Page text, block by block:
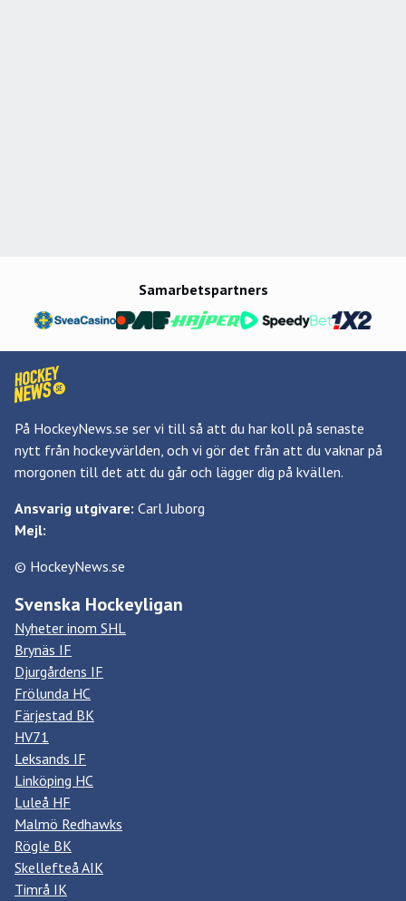
Samarbetspartners
På HockeyNews.se ser vi till så att du har koll på senaste
nytt från hockeyvärlden, och vi gör det från att du vaknar på
morgonen till det att du går och lägger dig på kvällen.
Ansvarig utgivare: Carl Juborg
Mejl:
© HockeyNews.se
Svenska Hockeyligan
Nyheter inom SHL
Brynäs IF
Djurgårdens IF
Frölunda HC
Färjestad BK
HV71
Leksands IF
Linköping HC
Luleå HF
Malmö Redhawks
Rögle BK
Skellefteå AIK
Timrå IK